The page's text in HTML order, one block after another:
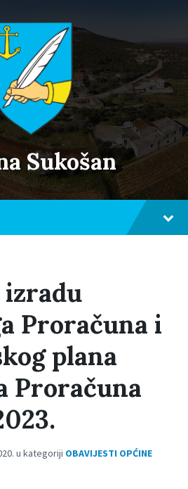
Sukošan
izradu
Proračuna i
plana
Proračuna
u kategoriji OBAVIJESTI OPĆINE